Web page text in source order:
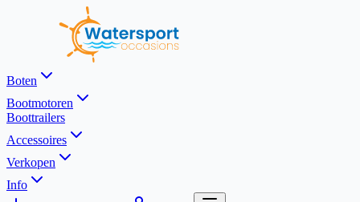
Boten
Bootmotoren
Boottrailers
Accessoires
Verkopen
Info